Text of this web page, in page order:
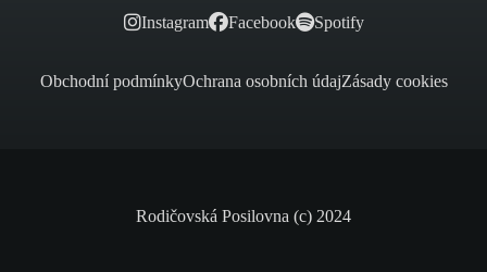
Instagram Facebook Spotify
Obchodní podmínkyOchrana osobních údajZásady cookies
Rodičovská Posilovna (c) 2024